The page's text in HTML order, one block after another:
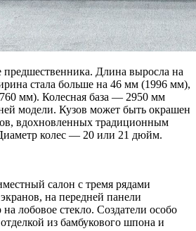
предшественника. Длина выросла на
стала больше на 46 мм (1996 мм),
мм). Колесная база — 2950 мм
модели. Кузов может быть окрашен
вдохновленных традиционным
колес — 20 или 21 дюйм.
салон с тремя рядами
на передней панели
лобовое стекло. Создатели особо
из бамбукового шпона и